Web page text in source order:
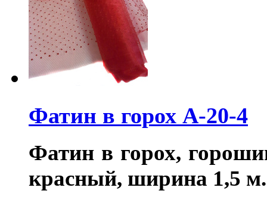
Фатин в горох A-20-4
Фатин в горох,
красный, ширина 1,5 м.